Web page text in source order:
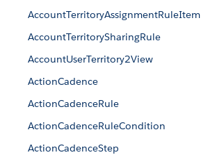
AccountTerritoryAssignmentRuleItem
AccountTerritorySharingRule
AccountUserTerritory2View
ActionCadence
ActionCadenceRule
ActionCadenceRuleCondition
ActionCadenceStep